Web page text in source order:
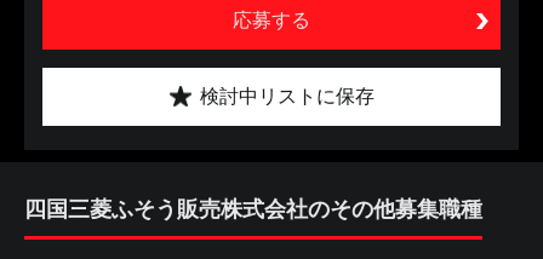
応募する
検討中リストに保存
四国三菱ふそう販売株式会社のその他募集職種